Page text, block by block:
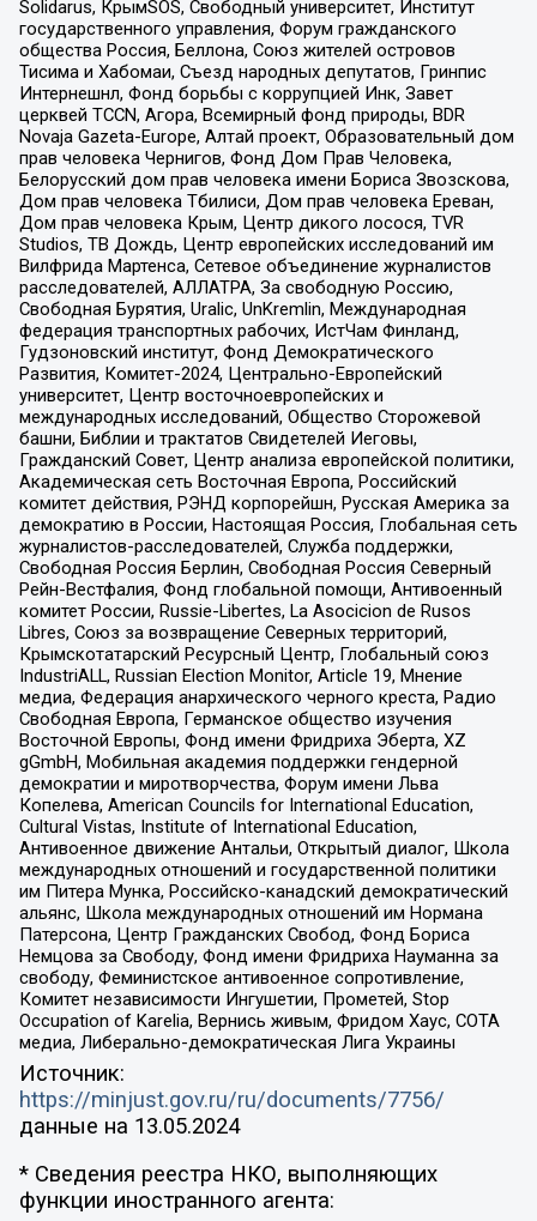
Solidarus, КрымSOS, Свободный университет, Институт
государственного управления, Форум гражданского
общества Россия, Беллона, Союз жителей островов
Тисима и Хабомаи, Съезд народных депутатов, Гринпис
Интернешнл, Фонд борьбы с коррупцией Инк, Завет
церквей TCCN, Агора, Всемирный фонд природы, BDR
Novaja Gazeta-Europe, Алтай проект, Образовательный дом
прав человека Чернигов, Фонд Дом Прав Человека,
Белорусский дом прав человека имени Бориса Звозскова,
Дом прав человека Тбилиси, Дом прав человека Ереван,
Дом прав человека Крым, Центр дикого лосося, TVR
Studios, ТВ Дождь, Центр европейских исследований им
Вилфрида Мартенса, Сетевое объединение журналистов
расследователей, АЛЛАТРА, За свободную Россию,
Свободная Бурятия, Uralic, UnKremlin, Международная
федерация транспортных рабочих, ИстЧам Финланд,
Гудзоновский институт, Фонд Демократического
Развития, Комитет-2024, Центрально-Европейский
университет, Центр восточноевропейских и
международных исследований, Общество Сторожевой
башни, Библии и трактатов Свидетелей Иеговы,
Гражданский Совет, Центр анализа европейской политики,
Академическая сеть Восточная Европа, Российский
комитет действия, РЭНД корпорейшн, Русская Америка за
демократию в России, Настоящая Россия, Глобальная сеть
журналистов-расследователей, Служба поддержки,
Свободная Россия Берлин, Свободная Россия Северный
Рейн-Вестфалия, Фонд глобальной помощи, Антивоенный
комитет России, Russie-Libertes, La Asocicion de Rusos
Libres, Союз за возвращение Северных территорий,
Крымскотатарский Ресурсный Центр, Глобальный союз
IndustriALL, Russian Election Monitor, Article 19, Мнение
медиа, Федерация анархического черного креста, Радио
Свободная Европа, Германское общество изучения
Восточной Европы, Фонд имени Фридриха Эберта, XZ
gGmbH, Мобильная академия поддержки гендерной
демократии и миротворчества, Форум имени Льва
Копелева, American Councils for International Education,
Cultural Vistas, Institute of International Education,
Антивоенное движение Антальи, Открытый диалог, Школа
международных отношений и государственной политики
им Питера Мунка, Российско-канадский демократический
альянс, Школа международных отношений им Нормана
Патерсона, Центр Гражданских Свобод, Фонд Бориса
Немцова за Свободу, Фонд имени Фридриха Науманна за
свободу, Феминистское антивоенное сопротивление,
Комитет независимости Ингушетии, Прометей, Stop
Occupation of Karelia, Вернись живым, Фридом Хаус, СОТА
медиа, Либерально-демократическая Лига Украины
Источник:
https://minjust.gov.ru/ru/documents/7756/
данные на 13.05.2024
* Сведения реестра НКО, выполняющих
функции иностранного агента: